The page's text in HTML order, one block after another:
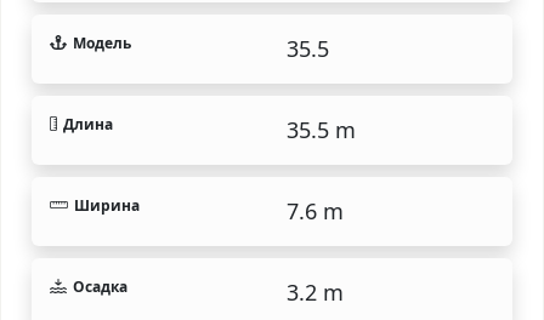
Модель 35.5
Длина 35.5 m
Ширина 7.6 m
Осадка 3.2 m